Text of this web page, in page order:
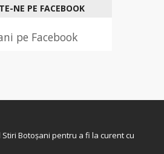
NE PE FACEBOOK
pe Facebook
Botoșani pentru a fi la curent cu